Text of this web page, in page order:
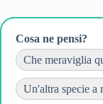
Cosa ne pensi?
Che meraviglia
Un'altra specie a